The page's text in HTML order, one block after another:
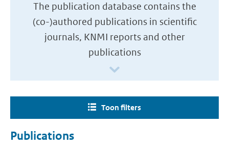
The publication database contains the
(co-)authored publications in scientific
journals, KNMI reports and other
publications
Toon filters
Publications